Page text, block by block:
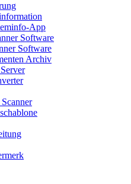
App
Software
Software
Archiv